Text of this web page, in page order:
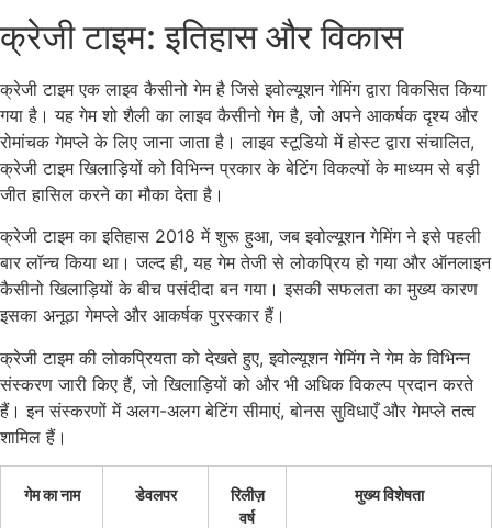
क्रेजी टाइम: इतिहास और विकास
क्रेजी टाइम एक लाइव कैसीनो गेम है जिसे इवोल्यूशन गेमिंग द्वारा विकसित किया
गया है। यह गेम शो शैली का लाइव कैसीनो गेम है, जो अपने आकर्षक दृश्य और
रोमांचक गेमप्ले के लिए जाना जाता है। लाइव स्टूडियो में होस्ट द्वारा संचालित,
क्रेजी टाइम खिलाड़ियों को विभिन्न प्रकार के बेटिंग विकल्पों के माध्यम से बड़ी
जीत हासिल करने का मौका देता है।
क्रेजी टाइम का इतिहास 2018 में शुरू हुआ, जब इवोल्यूशन गेमिंग ने इसे पहली
बार लॉन्च किया था। जल्द ही, यह गेम तेजी से लोकप्रिय हो गया और ऑनलाइन
कैसीनो खिलाड़ियों के बीच पसंदीदा बन गया। इसकी सफलता का मुख्य कारण
इसका अनूठा गेमप्ले और आकर्षक पुरस्कार हैं।
क्रेजी टाइम की लोकप्रियता को देखते हुए, इवोल्यूशन गेमिंग ने गेम के विभिन्न
संस्करण जारी किए हैं, जो खिलाड़ियों को और भी अधिक विकल्प प्रदान करते
हैं। इन संस्करणों में अलग-अलग बेटिंग सीमाएं, बोनस सुविधाएँ और गेमप्ले तत्व
शामिल हैं।
गेम का नाम डेवलपर
रिलीज़
वर्ष
मुख्य विशेषता